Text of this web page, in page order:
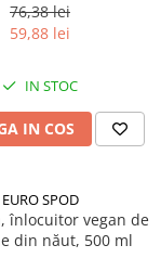
76,38 lei
59,88 lei
IN STOC
IN COS
EURO SPOD
înlocuitor vegan de
​​din năut, 500 ml